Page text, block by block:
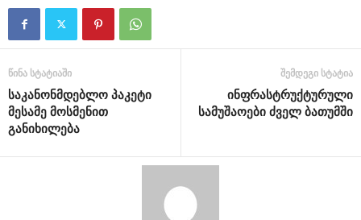
წინა სტატიაში
საკანონმდებლო პაკეტი
მესამე მოსმენით
განიხილება
შემდეგი სტატია
ინფრასტრუქტურული
სამუშაოები ძველ ბათუმში